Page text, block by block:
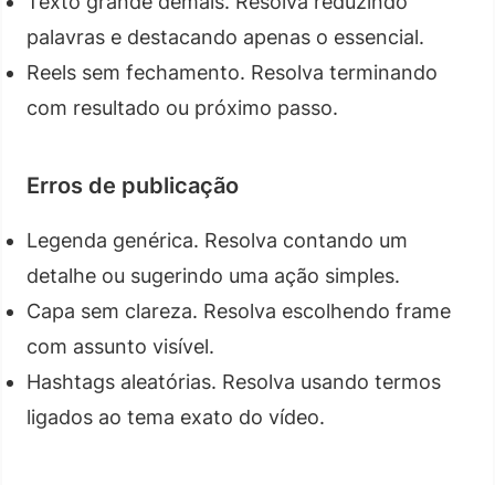
palavras e destacando apenas o essencial.
Reels sem fechamento. Resolva terminando
com resultado ou próximo passo.
Erros de publicação
Legenda genérica. Resolva contando um
detalhe ou sugerindo uma ação simples.
Capa sem clareza. Resolva escolhendo frame
com assunto visível.
Hashtags aleatórias. Resolva usando termos
ligados ao tema exato do vídeo.